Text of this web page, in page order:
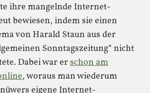
ihre mangelnde Internet-
bewiesen, indem sie einen
von Harald Staun aus der
Sonntagszeitung“ nicht
Dabei war er schon am
, woraus man wiederum
eigene Internet-